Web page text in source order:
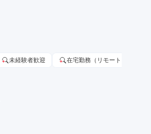
未経験者歓迎 在宅勤務（リモートワーク）OK